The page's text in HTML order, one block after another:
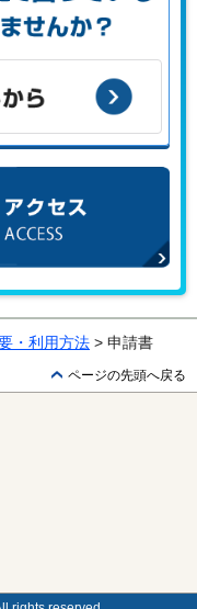
いる、などありませ
・利用方法 > 申請書
ページの先頭へ戻る